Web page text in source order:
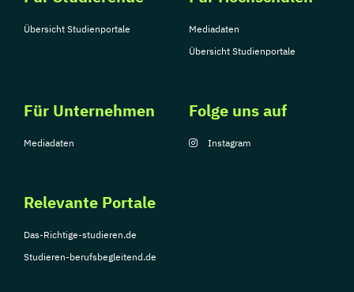
Übersicht Studienportale
Mediadaten
Übersicht Studienportale
Für Unternehmen
Mediadaten
Relevante Portale
Das-Richtige-studieren.de
Studieren-berufsbegleitend.de
Folge uns auf
Instagram